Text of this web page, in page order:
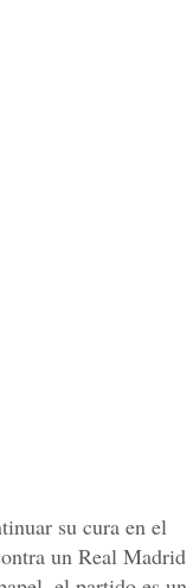
su cura en el
un Real Madrid